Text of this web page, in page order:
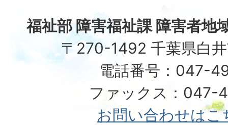
福祉部 障害福祉課 障害者地
〒270-1492 千葉県白
電話番号：047-
ファックス：047-
お問い合わせはこ